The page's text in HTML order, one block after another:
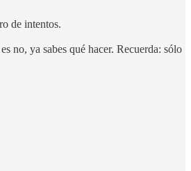
de intentos.
no, ya sabes qué hacer. Recuerda: sólo